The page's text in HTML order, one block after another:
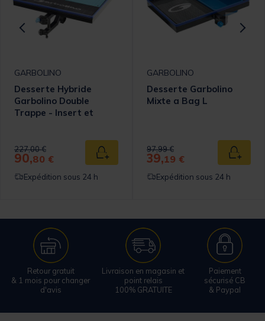
panier
GARBOLINO
Desserte Hybride
Garbolino Double
Trappe - Insert et
Price reduced from
227,00 €to
90,80 € Ajouter au panier
Expédition sous 24 h
GARBOLINO
Desserte Garbolino
Mixte a Bag L
Price reduced from
97,99 €to
39,19 €
Expédition sous 24 h
Retour gratuit
& 1 mois pour changer
d'avis
Livraison en magasin et
point relais
100% GRATUITE
Paiement
sécurisé CB
& Paypal